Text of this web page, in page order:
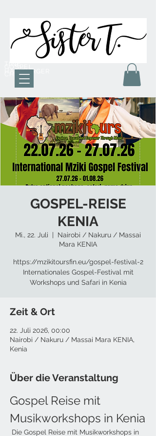
HAMBURGER
CHOR
GOSPEL-REISE
KENIA
Mi., 22. Juli
Nairobi / Nakuru / Massai
Mara KENIA
https://mzikitoursfin.eu/gospel-festival-2
Internationales Gospel-Festival mit
Workshops und Safari in Kenia
Zeit & Ort
22. Juli 2026, 00:00
Nairobi / Nakuru / Massai Mara KENIA,
Kenia
Über die Veranstaltung
Gospel Reise mit
Musikworkshops in Kenia